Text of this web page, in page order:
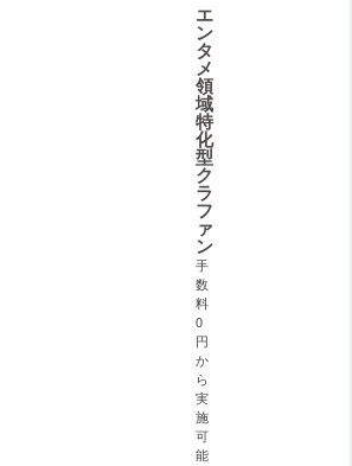
エ
ン
タ
メ
領
域
特
化
型
ク
ラ
フ
ァ
ン
手
数
料
0
円
か
ら
実
施
可
能